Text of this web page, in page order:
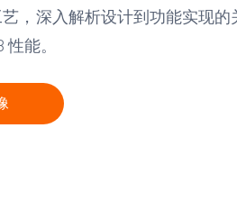
，深入解析设计到功能实现的
能。